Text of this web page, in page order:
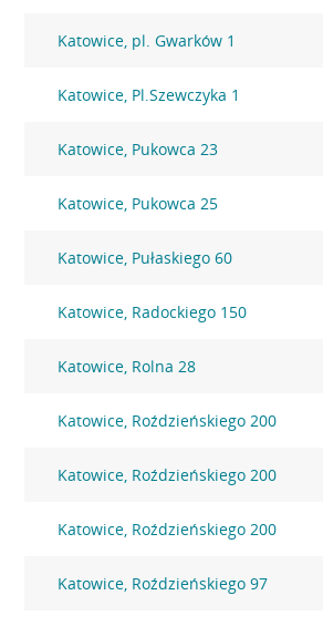
Katowice, pl. Gwarków 1
Katowice, Pl.Szewczyka 1
Katowice, Pukowca 23
Katowice, Pukowca 25
Katowice, Pułaskiego 60
Katowice, Radockiego 150
Katowice, Rolna 28
Katowice, Roździeńskiego 200
Katowice, Roździeńskiego 200
Katowice, Roździeńskiego 200
Katowice, Roździeńskiego 97